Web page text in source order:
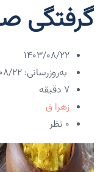
گرفتگی
۱۴۰۳/۰۸/۲۲
به‌روزرسانی: ۱۴۰۳/۰۸/۲۲
7 دقیقه
زهرا ق
۰ نظر